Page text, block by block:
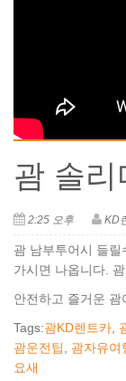
괌 솔리
2:25 오후 KD
괌 남부투어시 들
가시면 나옵니다.
안전하고 즐거운 괌
Tags:괌KD렌트카
괌운전팁
괌자유여
요새